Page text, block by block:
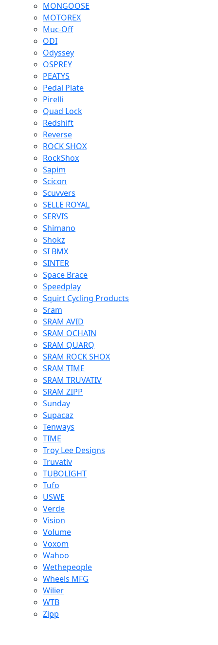
MONGOOSE
MOTOREX
Muc-Off
ODI
Odyssey
OSPREY
PEATYS
Pedal Plate
Pirelli
Quad Lock
Redshift
Reverse
ROCK SHOX
RockShox
Sapim
Scicon
Scuvvers
SELLE ROYAL
SERVIS
Shimano
Shokz
SI BMX
SINTER
Space Brace
Speedplay
Squirt Cycling Products
Sram
SRAM AVID
SRAM OCHAIN
SRAM QUARQ
SRAM ROCK SHOX
SRAM TIME
SRAM TRUVATIV
SRAM ZIPP
Sunday
Supacaz
Tenways
TIME
Troy Lee Designs
Truvativ
TUBOLIGHT
Tufo
USWE
Verde
Vision
Volume
Voxom
Wahoo
Wethepeople
Wheels MFG
Wilier
WTB
Zipp